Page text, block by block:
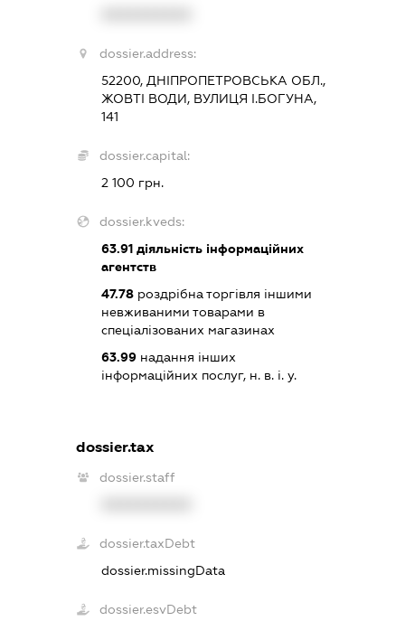
dossier.address:
52200, ДНІПРОПЕТРОВСЬКА ОБЛ.,
ЖОВТІ ВОДИ, ВУЛИЦЯ І.БОГУНА,
141
dossier.capital:
2 100 грн.
dossier.kveds:
63.91 діяльність інформаційних
агентств
47.78 роздрібна торгівля іншими
невживаними товарами в
спеціалізованих магазинах
63.99 надання інших
інформаційних послуг, н. в. і. у.
dossier.tax
dossier.staff
dossier.taxDebt
dossier.missingData
dossier.esvDebt